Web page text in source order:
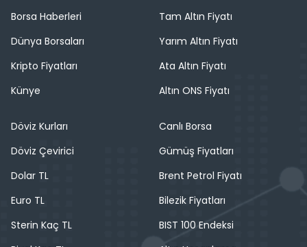
Borsa Haberleri
Dünya Borsaları
Kripto Fiyatları
Künye
Tam Altın Fiyatı
Yarım Altın Fiyatı
Ata Altın Fiyatı
Altın ONS Fiyatı
Döviz Kurları
Döviz Çevirici
Dolar TL
Euro TL
Sterin Kaç TL
Canlı Borsa
Gümüş Fiyatları
Brent Petrol Fiyatı
Bilezik Fiyatları
BIST 100 Endeksi